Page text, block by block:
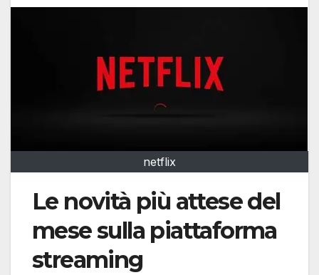
netflix
Le novità più attese del
mese sulla piattaforma
streaming